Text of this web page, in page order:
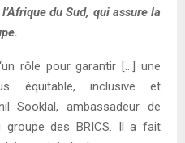
du Sud, qui assure la
rôle pour garantir […] une
équitable, inclusive et
Sooklal, ambassadeur de
groupe des BRICS. Il a fait